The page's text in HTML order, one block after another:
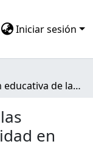
Iniciar sesión
Inclusión educativa de las personas con discapacidad en Colombia
en